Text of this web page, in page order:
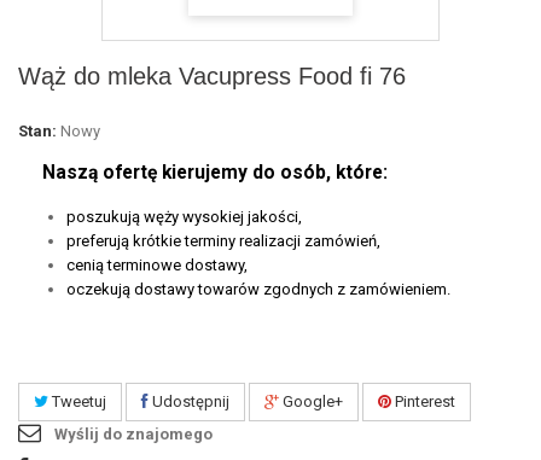
Wąż do mleka Vacupress Food fi 76
Stan: Nowy
Naszą ofertę kierujemy do osób, które:
poszukują węży wysokiej jakości,
preferują krótkie terminy realizacji zamówień,
cenią terminowe dostawy,
oczekują dostawy towarów zgodnych z zamówieniem.
Tweetuj Udostępnij Google+
Pinterest
Wyślij do znajomego